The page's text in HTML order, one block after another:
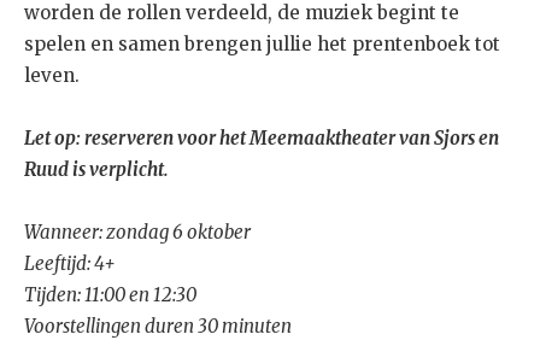
worden de rollen verdeeld, de muziek begint te
spelen en samen brengen jullie het prentenboek tot
leven.
Let op: reserveren voor het Meemaaktheater van Sjors en
Ruud is verplicht.
Wanneer: zondag 6 oktober
Leeftijd: 4+
Tijden: 11:00 en 12:30
Voorstellingen duren 30 minuten